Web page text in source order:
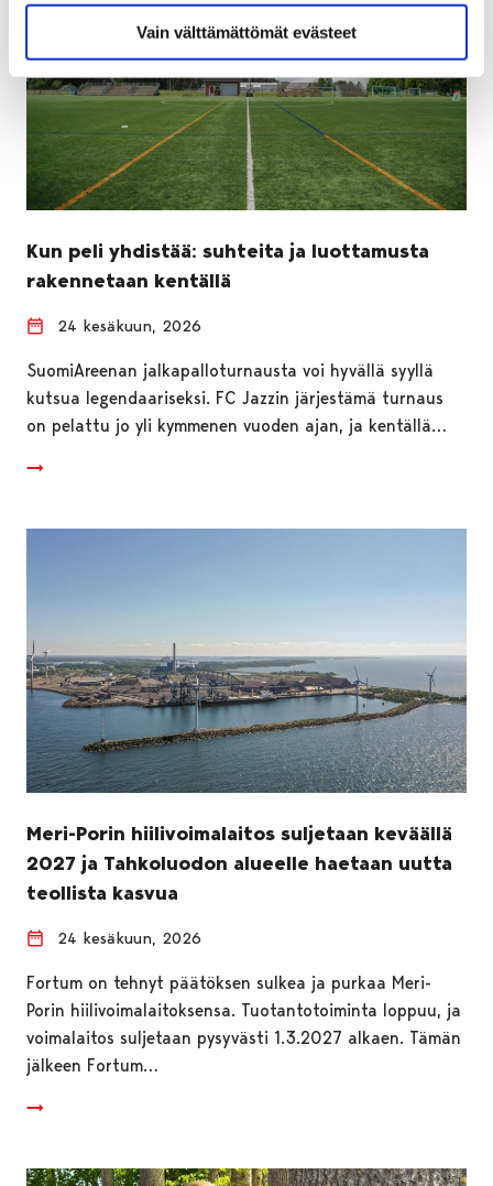
Vain välttämättömät evästeet
Kun peli yhdistää: suhteita ja luottamusta
rakennetaan kentällä
24 kesäkuun, 2026
SuomiAreenan jalkapalloturnausta voi hyvällä syyllä
kutsua legendaariseksi. FC Jazzin järjestämä turnaus
on pelattu jo yli kymmenen vuoden ajan, ja kentällä…
Meri-Porin hiilivoimalaitos suljetaan keväällä
2027 ja Tahkoluodon alueelle haetaan uutta
teollista kasvua
24 kesäkuun, 2026
Fortum on tehnyt päätöksen sulkea ja purkaa Meri-
Porin hiilivoimalaitoksensa. Tuotantotoiminta loppuu, ja
voimalaitos suljetaan pysyvästi 1.3.2027 alkaen. Tämän
jälkeen Fortum…